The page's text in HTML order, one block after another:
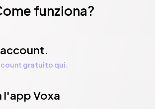
funziona?
gratuito qui.
l'app Voxa